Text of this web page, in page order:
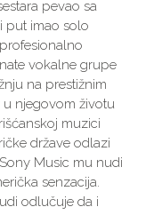
pevao sa
put imao solo
vokalne grupe
na prestižnim
u njegovom životu
muzici
države odlazi
Music mu nudi
senzacija.
odlučuje da i